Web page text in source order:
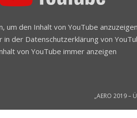
um den Inhalt von YouTube
in der Datenschutzerklärung von
von YouTube immer anzeigen
„AERO 2019